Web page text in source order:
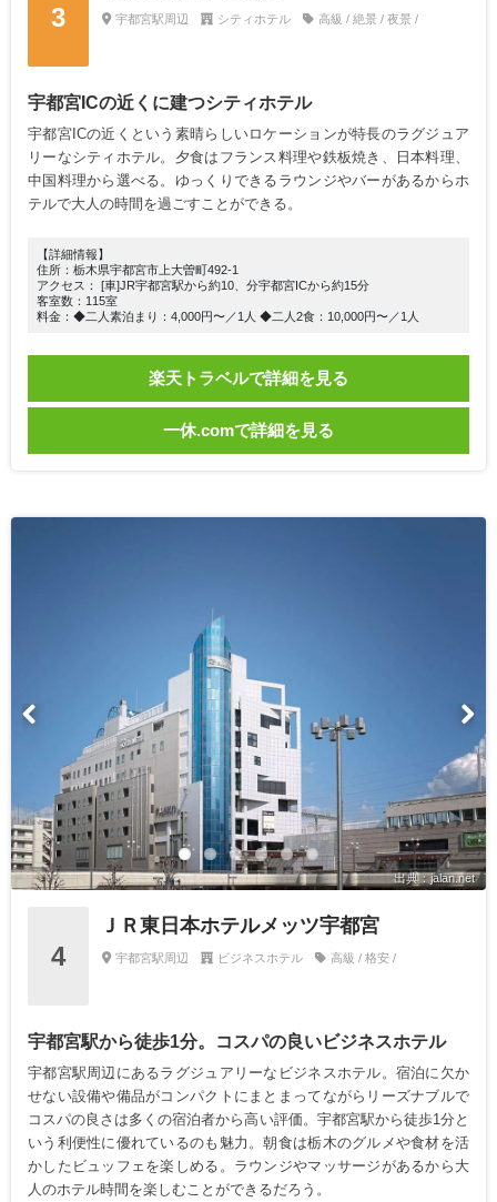
3 宇都宮駅周辺 シティホテル 高級 / 絶景 / 夜景 /
宇都宮ICの近くに建つシティホテル
宇都宮ICの近くという素晴らしいロケーションが特長のラグジュア
リーなシティホテル。夕食はフランス料理や鉄板焼き、日本料理、
中国料理から選べる。ゆっくりできるラウンジやバーがあるからホ
テルで大人の時間を過ごすことができる。
【詳細情報】
住所：栃木県宇都宮市上大曽町492-1
アクセス： [車]JR宇都宮駅から約10、分宇都宮ICから約15分
客室数：115室
料金：◆二人素泊まり：4,000円〜／1人 ◆二人2食：10,000円〜／1人
楽天トラベルで詳細を見る
一休.comで詳細を見る
出典：jalan.net
4
ＪＲ東日本ホテルメッツ宇都宮
宇都宮駅周辺 ビジネスホテル 高級 / 格安 /
宇都宮駅から徒歩1分。コスパの良いビジネスホテル
宇都宮駅周辺にあるラグジュアリーなビジネスホテル。宿泊に欠か
せない設備や備品がコンパクトにまとまってながらリーズナブルで
コスパの良さは多くの宿泊者から高い評価。宇都宮駅から徒歩1分と
いう利便性に優れているのも魅力。朝食は栃木のグルメや食材を活
かしたビュッフェを楽しめる。ラウンジやマッサージがあるから大
人のホテル時間を楽しむことができるだろう。